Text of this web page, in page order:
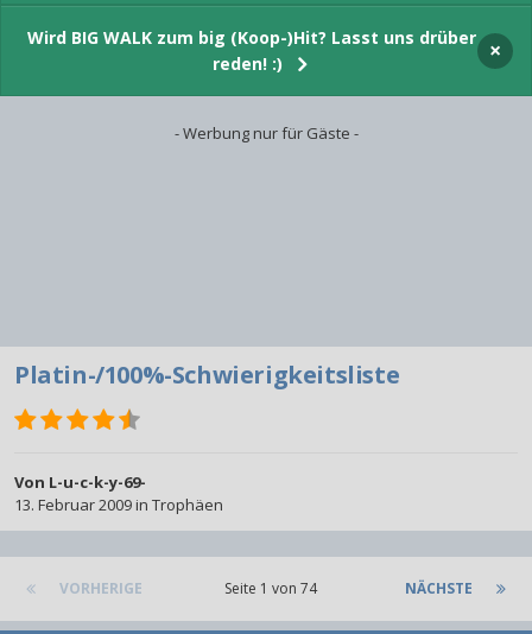
Wird BIG WALK zum big (Koop-)Hit? Lasst uns drüber
reden! :)
×
- Werbung nur für Gäste -
Platin-/100%-Schwierigkeitsliste
Von L-u-c-k-y-69-
13. Februar 2009in Trophäen
VORHERIGE NÄCHSTE
Seite 1 von 74